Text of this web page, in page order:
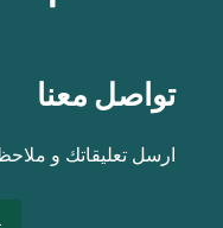
تواصل معنا
ارسل تعليقاتك و